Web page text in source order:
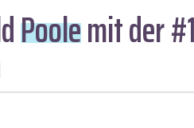
Poolemit der #1